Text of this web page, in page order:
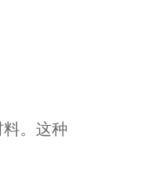
。这种